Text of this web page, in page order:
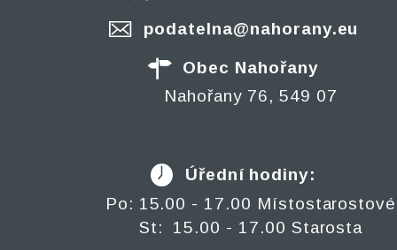
podatelna@nahorany.eu
Obec Nahořany
Nahořany 76, 549 07
Úřední hodiny:
Po: 15.00 - 17.00 Místostarostové
St: 15.00 - 17.00 Starosta